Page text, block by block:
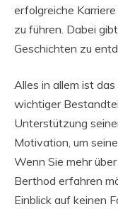
erfolgreiche
zu führen. Dabei
Geschichten zu
Alles in allem ist
wichtiger
Unterstützung
Motivation, um
Wenn Sie mehr
Berthod erfahren
Einblick auf keinen